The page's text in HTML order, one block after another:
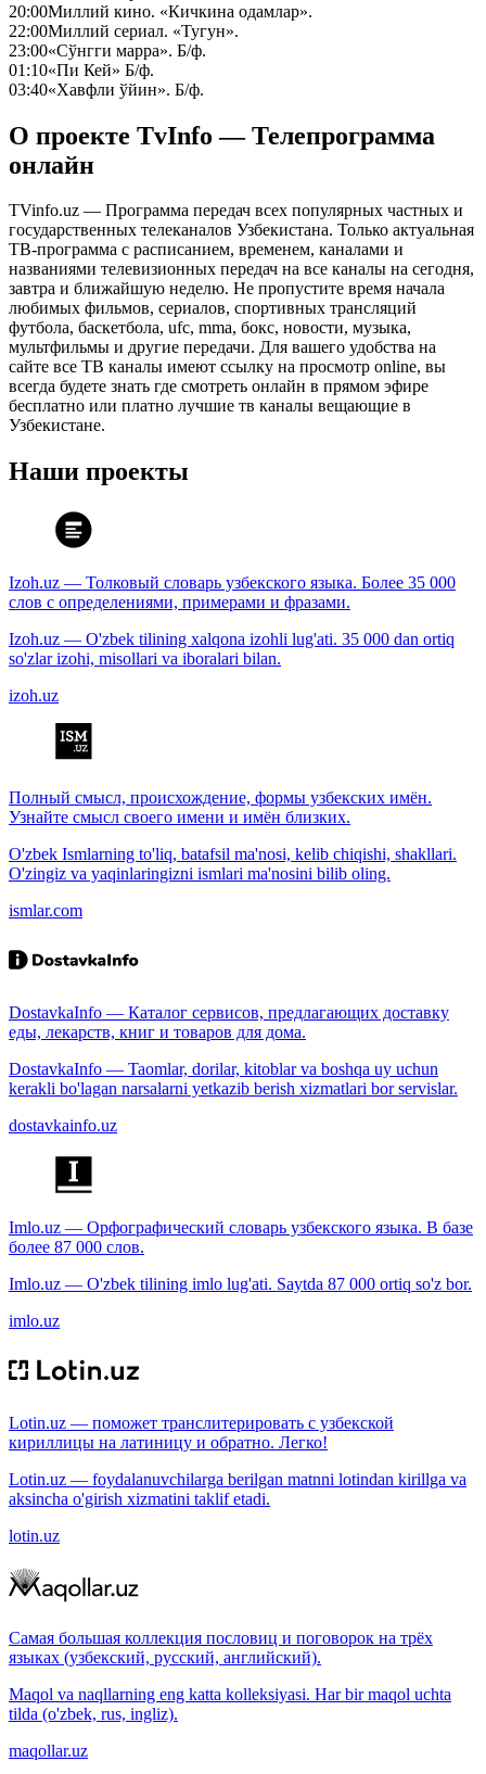
20:00Миллий кино. «Кичкина одамлар».
22:00Миллий сериал. «Тугун».
23:00«Сўнгги марра». Б/ф.
01:10«Пи Кей» Б/ф.
03:40«Хавфли ўйин». Б/ф.
О проекте TvInfo — Телепрограмма
онлайн
TVinfo.uz — Программа передач всех популярных частных и
государственных телеканалов Узбекистана. Только актуальная
ТВ-программа с расписанием, временем, каналами и
названиями телевизионных передач на все каналы на сегодня,
завтра и ближайшую неделю. Не пропустите время начала
любимых фильмов, сериалов, спортивных трансляций
футбола, баскетбола, ufc, mma, бокс, новости, музыка,
мультфильмы и другие передачи. Для вашего удобства на
сайте все ТВ каналы имеют ссылку на просмотр online, вы
всегда будете знать где смотреть онлайн в прямом эфире
бесплатно или платно лучшие тв каналы вещающие в
Узбекистане.
Наши проекты
Izoh.uz — Толковый словарь узбекского языка. Более 35 000
слов с определениями, примерами и фразами.
Izoh.uz — O'zbek tilining xalqona izohli lug'ati. 35 000 dan ortiq
so'zlar izohi, misollari va iboralari bilan.
izoh.uz
Полный смысл, происхождение, формы узбекских имён.
Узнайте смысл своего имени и имён близких.
O'zbek Ismlarning to'liq, batafsil ma'nosi, kelib chiqishi, shakllari.
O'zingiz va yaqinlaringizni ismlari ma'nosini bilib oling.
ismlar.com
DostavkaInfo — Каталог сервисов, предлагающих доставку
еды, лекарств, книг и товаров для дома.
DostavkaInfo — Taomlar, dorilar, kitoblar va boshqa uy uchun
kerakli bo'lagan narsalarni yetkazib berish xizmatlari bor servislar.
dostavkainfo.uz
Imlo.uz — Орфографический словарь узбекского языка. В базе
более 87 000 слов.
Imlo.uz — O'zbek tilining imlo lug'ati. Saytda 87 000 ortiq so'z bor.
imlo.uz
Lotin.uz — поможет транслитерировать с узбекской
кириллицы на латиницу и обратно. Легко!
Lotin.uz — foydalanuvchilarga berilgan matnni lotindan kirillga va
aksincha o'girish xizmatini taklif etadi.
lotin.uz
Самая большая коллекция пословиц и поговорок на трёх
языках (узбекский, русский, английский).
Maqol va naqllarning eng katta kolleksiyasi. Har bir maqol uchta
tilda (o'zbek, rus, ingliz).
maqollar.uz